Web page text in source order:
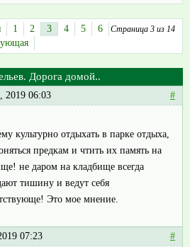
Страница 3 из 14
1 2 3 4 5
6
Дорога домой..
2019 06:03 #
культурно отдыхать в парке отдыха,
предкам и чтить их память на
не даром на кладбище всегда
тишину и ведут себя
Это мое мнение.
07:23 #